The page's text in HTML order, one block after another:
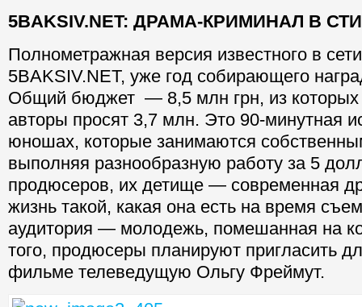
5BAKSIV.NET: ДРАМА-КРИМИНАЛ В
Полнометражная версия известного в
5BAKSIV.NET, уже год собирающего
Общий бюджет — 8,5 млн грн, из которых
авторы просят 3,7 млн. Это 90-минутная
юношах, которые занимаются
выполняя разнообразную работу за 5
продюсеров, их детище — современная
жизнь такой, какая она есть на время
аудитория — молодежь, помешанная на
того, продюсеры планируют пригласить
фильме телеведущую Ольгу Фреймут.